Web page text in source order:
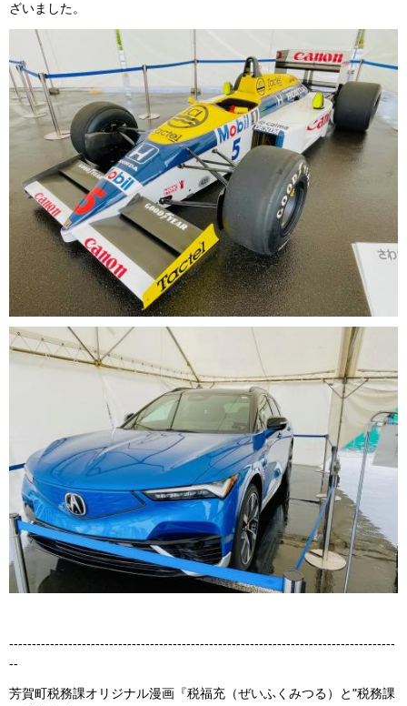
ざいました。
-------------------------------------------------------------------------------------
--
芳賀町税務課オリジナル漫画『税福充（ぜいふくみつる）と"税務課